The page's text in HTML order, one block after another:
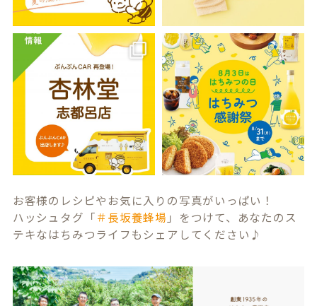
お客様のレシピやお気に入りの写真がいっぱい！
ハッシュタグ「＃長坂養蜂場 」をつけて、あなたのス
テキなはちみつライフもシェアしてください♪